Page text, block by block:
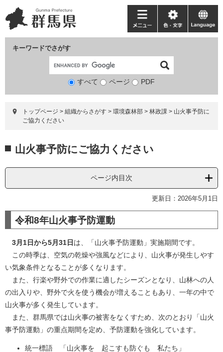
ー
ジ
ニ
ュ
て
キーワードでさがす
検
象
すべて ページ PDF
メ
ニ
ー
色・
文
language
トップページ > 組織からさがす > 環境森林部 > 林政課 > 山火事予防に
ご協力ください
文 山火事予防にご協力ください
ページ内目次
更新日：2026年5月1日
令和8年山火事予防運動
3月1日から5月31日 は、「山火事予防運動」実施期間です。
この時季は、空気の乾燥や強風などにより、山火事が発生しやす
い気象条件となることが多くなります。
また、行楽や野外での作業に適したシーズンとなり、山林への人
の出入りや、野外で火を使う機会が増えることもあり、一年の中で
山火事が多く発生しています。
また、群馬県では山火事の被害をなくすため、次のとおり「山火
事予防運動」の重点期間を定め、予防運動を強化しています。
統一標語 「山火事を 起こすも防ぐも 私たち」